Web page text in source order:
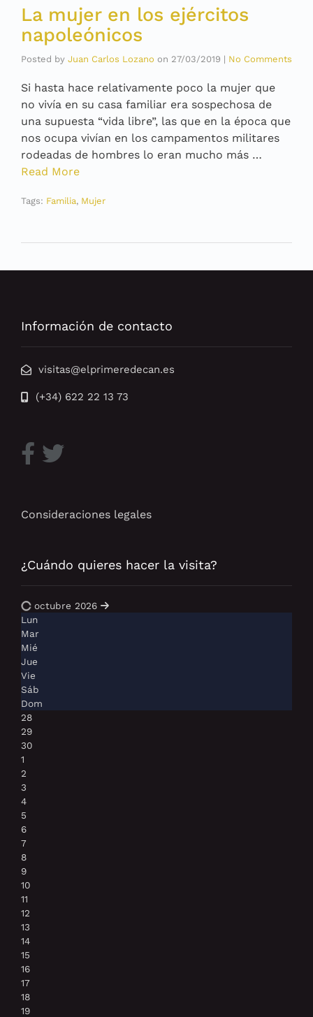
La mujer en los ejércitos
napoleónicos
Posted by Juan Carlos Lozano on 27/03/2019 | No Comments
Si hasta hace relativamente poco la mujer que
no vivía en su casa familiar era sospechosa de
una supuesta “vida libre”, las que en la época que
nos ocupa vivían en los campamentos militares
rodeadas de hombres lo eran mucho más …
Read More
Tags: Familia, Mujer
Información de contacto
visitas@elprimeredecan.es
(+34) 622 22 13 73
Consideraciones legales
¿Cuándo quieres hacer la visita?
octubre 2026
Lun
Mar
Mié
Jue
Vie
Sáb
Dom
28
29
30
1
2
3
4
5
6
7
8
9
10
11
12
13
14
15
16
17
18
19